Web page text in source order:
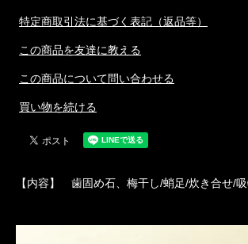
特定商取引法に基づく表記（返品等）
この商品を友達に教える
この商品について問い合わせる
買い物を続ける
【内容】 歯固め石、梅干し/蛸足/炊き合せ/